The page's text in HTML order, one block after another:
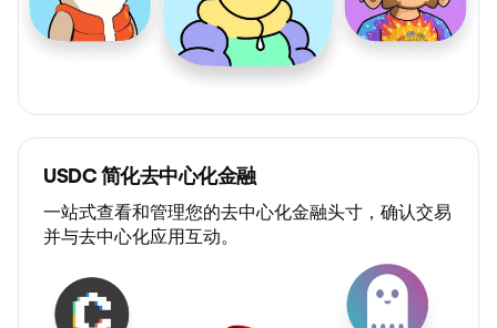
USDC 简化去中心化金融
一站式查看和管理您的去中心化金融头寸，确认交易
并与去中心化应用互动。